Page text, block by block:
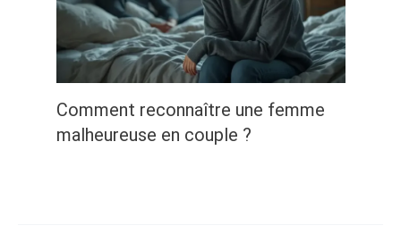
Comment reconnaître une femme
malheureuse en couple ?